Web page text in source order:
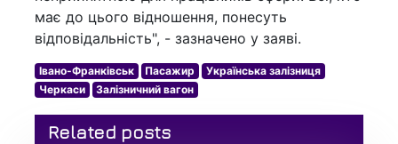
має до цього відношення, понесуть
відповідальність", - зазначено у заяві.
Івано-Франківськ Пасажир
Українська залізниця
Черкаси
Залізничний вагон
Related posts